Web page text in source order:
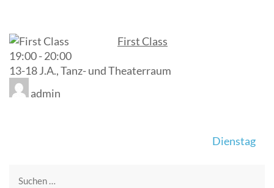
First Class
19:00-20:00
13-18 J.A., Tanz- und Theaterraum
admin
Dienstag
Suche